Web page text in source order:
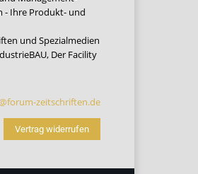
- Ihre Produkt- und
und Spezialmedien
, Der Facility
zeitschriften.de
Vertrag widerrufen